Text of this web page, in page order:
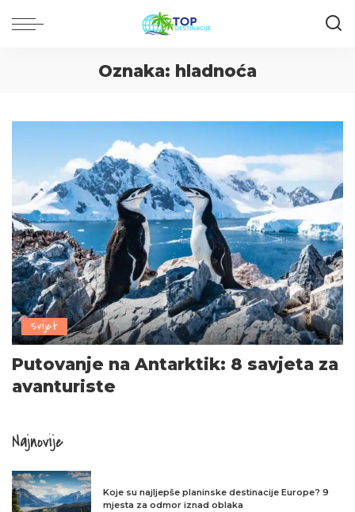
Oznaka: hladnoća
Svijet
Putovanje na Antarktik: 8 savjeta za
avanturiste
Najnovije
Koje su najljepše planinske destinacije Europe? 9
mjesta za odmor iznad oblaka